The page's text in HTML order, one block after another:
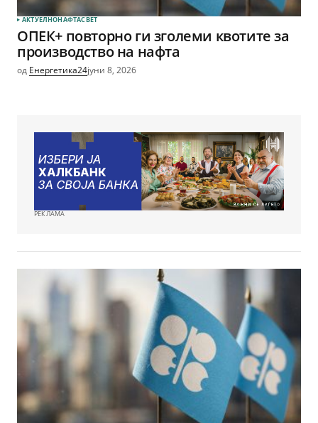
АКТУЕЛНОНАФТАСВЕТ
ОПЕК+ повторно ги зголеми квотите за
производство на нафта
од Енергетика24јуни 8, 2026
РЕКЛАМА